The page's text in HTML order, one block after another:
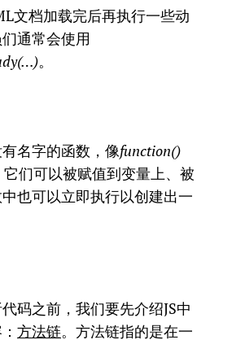
文档加载完后再执行一些动
通常会使用
。
名字的函数，像function()
们可以被赋值到变量上、被
也可以立即执行以创建出一
码之前，我们要先介绍JS中
方法链。方法链指的是在一